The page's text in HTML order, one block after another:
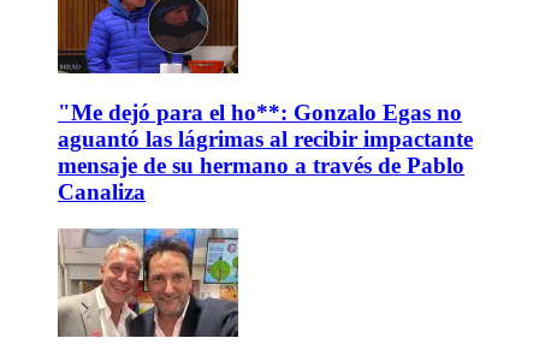
"Me dejó para el ho**: Gonzalo Egas no
aguantó las lágrimas al recibir impactante
mensaje de su hermano a través de Pablo
Canaliza